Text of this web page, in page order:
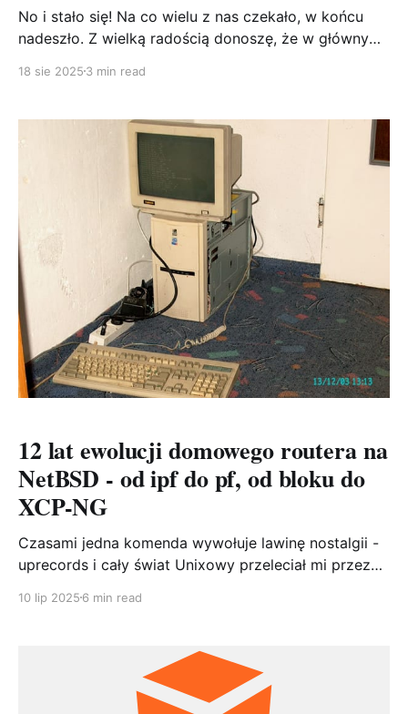
No i stało się! Na co wielu z nas czekało, w końcu
nadeszło. Z wielką radością donoszę, że w głównym
utworzona gałąź netbsd-11. To kamień milowy, który
wersji tego wspaniałego systemu. A co za tym idzie?
Oczywiście, pierwsza wersja
18 sie 2025 3 min read
12 lat ewolucji domowego routera na
NetBSD - od ipf do pf, od bloku do
XCP-NG
Czasami jedna komenda wywołuje lawinę nostalgii -
uprecords i cały świat Unixowy przeleciał mi przez
---------+-----------------------------------------------
7.0_STABLE Sat Jan
10 lip 2025 6 min read